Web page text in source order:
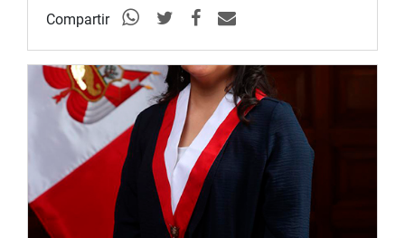
Compartir